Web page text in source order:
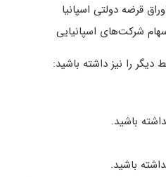
را نیز داشته باشید:
باشید.
باشید.